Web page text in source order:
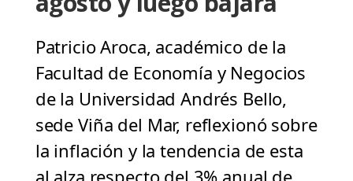
Patricio Aroca, académico de la
Facultad de Economía y Negocios
de la Universidad Andrés Bello,
sede Viña del Mar, reflexionó sobre
la inflación y la tendencia de esta